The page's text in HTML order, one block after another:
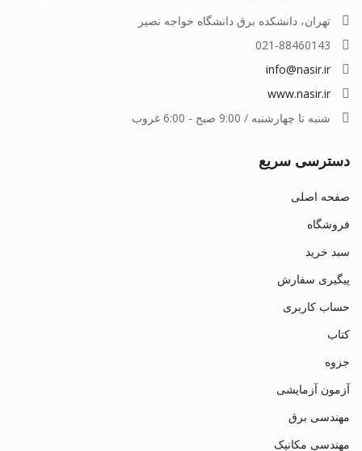
تهران، دانشکده برق دانشگاه خواجه نصیر
021-88460143
info@nasir.ir
www.nasir.ir
شنبه تا چهارشنبه / 9:00 صبح - 6:00 غروب
دسترسی سریع
صفحه اصلی
فروشگاه
سبد خرید
پیگیری سفارش
حساب کاربری
کتاب
جزوه
آزمون آزمایشی
مهندسی برق
مهندسی مکانیک